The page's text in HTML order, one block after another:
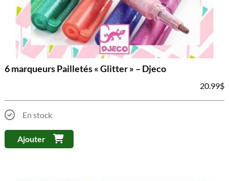
6 marqueurs Pailletés « Glitter » – Djeco
20.99$
En stock
Ajouter